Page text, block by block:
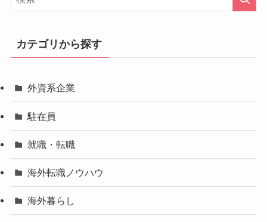
カテゴリから探す
外資系企業
駐在員
就職・転職
海外転職ノウハウ
海外暮らし